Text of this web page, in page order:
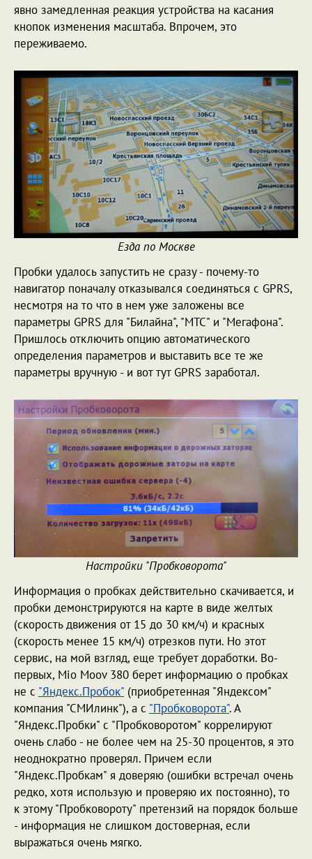
явно замедленная реакция устройства на касания
кнопок изменения масштаба. Впрочем, это
переживаемо.
Езда по Москве
Пробки удалось запустить не сразу - почему-то
навигатор поначалу отказывался соединяться с GPRS,
несмотря на то что в нем уже заложены все
параметры GPRS для "Билайна", "МТС" и "Мегафона".
Пришлось отключить опцию автоматического
определения параметров и выставить все те же
параметры вручную - и вот тут GPRS заработал.
Настройки "Пробковорота"
Информация о пробках действительно скачивается, и
пробки демонстрируются на карте в виде желтых
(скорость движения от 15 до 30 км/ч) и красных
(скорость менее 15 км/ч) отрезков пути. Но этот
сервис, на мой взгляд, еще требует доработки. Во-
первых, Mio Moov 380 берет информацию о пробках
не с "Яндекс.Пробок" (приобретенная "Яндексом"
компания "СМИлинк"), а с "Пробковорота". А
"Яндекс.Пробки" с "Пробковоротом" коррелируют
очень слабо - не более чем на 25-30 процентов, я это
неоднократно проверял. Причем если
"Яндекс.Пробкам" я доверяю (ошибки встречал очень
редко, хотя использую и проверяю их постоянно), то
к этому "Пробковороту" претензий на порядок больше
- информация не слишком достоверная, если
выражаться очень мягко.